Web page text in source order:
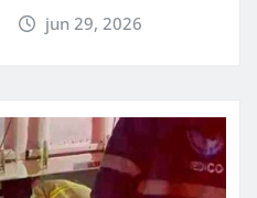
jun 29, 2026